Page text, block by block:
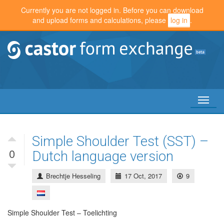
Currently you are not logged in. Before you can download
and upload forms and calculations, please log in .
Toggle
0
Simple Shoulder Test (SST) –
Dutch language version
Brechtje Hesseling 17 Oct, 2017 9
Simple Shoulder Test – Toelichting